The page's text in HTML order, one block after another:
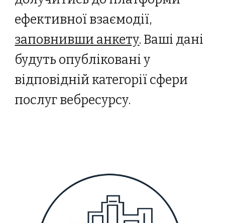
ефективної взаємодії,
заповнивши анкету. Ваші дані
будуть опубліковані у
відповідній категорії сфери
послуг вебресурсу.